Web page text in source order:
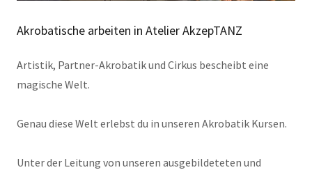
Akrobatische arbeiten in Atelier AkzepTANZ
Artistik, Partner-Akrobatik und Cirkus bescheibt eine
magische Welt.
Genau diese Welt erlebst du in unseren Akrobatik Kursen.
Unter der Leitung von unseren ausgebildeteten und